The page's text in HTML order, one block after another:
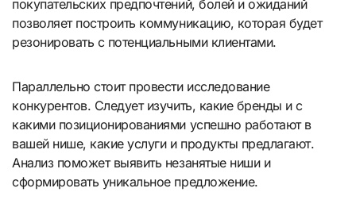
покупательских предпочтений, болей и ожиданий
позволяет построить коммуникацию, которая будет
резонировать с потенциальными клиентами.
Параллельно стоит провести исследование
конкурентов. Следует изучить, какие бренды и с
какими позиционированиями успешно работают в
вашей нише, какие услуги и продукты предлагают.
Анализ поможет выявить незанятые ниши и
сформировать уникальное предложение.